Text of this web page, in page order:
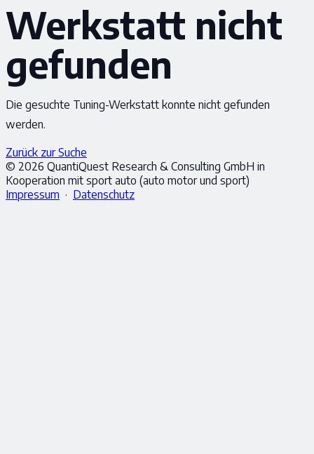
Werkstatt nicht
gefunden
Die gesuchte Tuning-Werkstatt konnte nicht gefunden
werden.
Zurück zur Suche
© 2026 QuantiQuest Research & Consulting GmbH in
Kooperation mit sport auto (auto motor und sport)
Impressum · Datenschutz